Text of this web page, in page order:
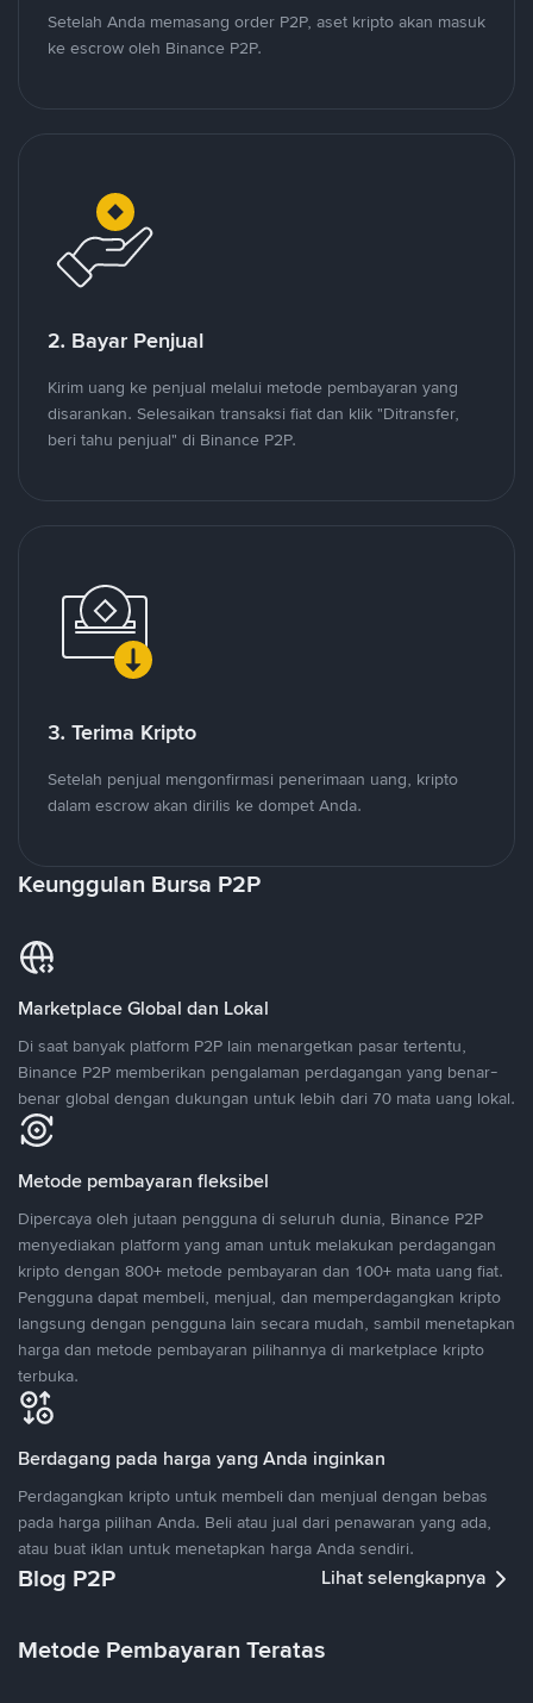
Setelah Anda memasang order P2P, aset kripto akan masuk
ke escrow oleh Binance P2P.
2. Bayar Penjual
Kirim uang ke penjual melalui metode pembayaran yang
disarankan. Selesaikan transaksi fiat dan klik "Ditransfer,
beri tahu penjual" di Binance P2P.
3. Terima Kripto
Setelah penjual mengonfirmasi penerimaan uang, kripto
dalam escrow akan dirilis ke dompet Anda.
Keunggulan Bursa P2P
Marketplace Global dan Lokal
Di saat banyak platform P2P lain menargetkan pasar tertentu,
Binance P2P memberikan pengalaman perdagangan yang benar-
benar global dengan dukungan untuk lebih dari 70 mata uang lokal.
Metode pembayaran fleksibel
Dipercaya oleh jutaan pengguna di seluruh dunia, Binance P2P
menyediakan platform yang aman untuk melakukan perdagangan
kripto dengan 800+ metode pembayaran dan 100+ mata uang fiat.
Pengguna dapat membeli, menjual, dan memperdagangkan kripto
langsung dengan pengguna lain secara mudah, sambil menetapkan
harga dan metode pembayaran pilihannya di marketplace kripto
terbuka.
Berdagang pada harga yang Anda inginkan
Perdagangkan kripto untuk membeli dan menjual dengan bebas
pada harga pilihan Anda. Beli atau jual dari penawaran yang ada,
atau buat iklan untuk menetapkan harga Anda sendiri.
Blog P2P Lihat selengkapnya
Metode Pembayaran Teratas